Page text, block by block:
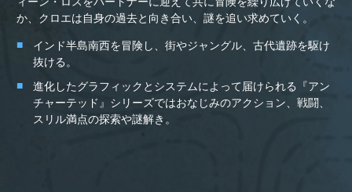
か、クロエは自身の過去と向き合い、謎を追い求めていく。
インド半島南西を冒険し、街やジャングル、古代遺跡を駆け
抜ける。
進化したグラフィックとシステムによって届けられる『アン
チャーテッド』シリーズではおなじみのアクション、戦闘、
スリル満点の探索や謎解き。